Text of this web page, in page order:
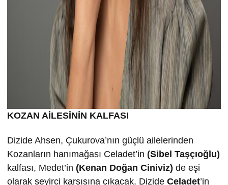
KOZAN AİLESİNİN KALFASI
Dizide Ahsen, Çukurova’nın güçlü ailelerinden
Kozanların hanımağası Celadet’in (Sibel Taşçıoğlu)
kalfası, Medet’in (Kenan Doğan Ciniviz) de eşi
olarak seyirci karşısına çıkacak. Dizide Celadet’in